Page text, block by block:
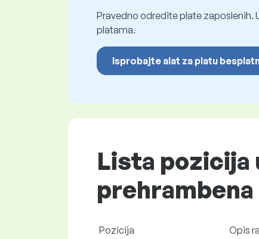
Pravedno odredite plate zaposlenih.
platama.
Isprobajte alat za platu
Lista
Pozicija Opis